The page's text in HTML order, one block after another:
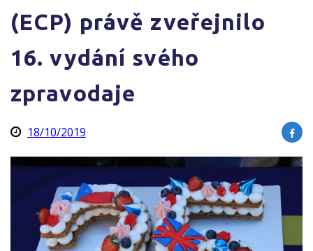
(ECP) právě zveřejnilo
16. vydání svého
zpravodaje
18/10/2019